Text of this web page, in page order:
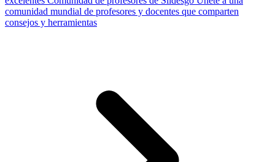
comunidad mundial de profesores y docentes que comparten
consejos y herramientas